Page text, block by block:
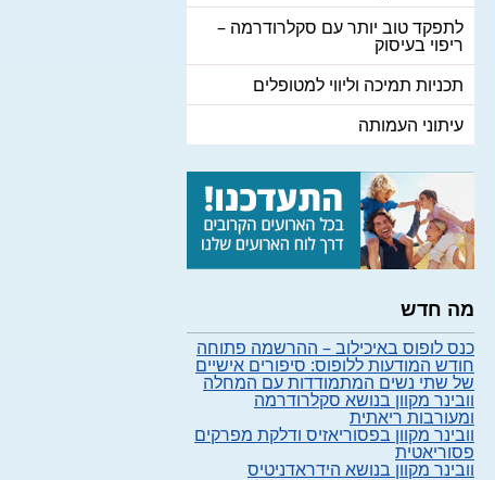
לתפקד טוב יותר עם סקלרודרמה –
ריפוי בעיסוק
תכניות תמיכה וליווי למטופלים
עיתוני העמותה
מה חדש
כנס לופוס באיכילוב – ההרשמה פתוחה
חודש המודעות ללופוס: סיפורים אישיים
של שתי נשים המתמודדות עם המחלה
וובינר מקוון בנושא סקלרודרמה
ומעורבות ריאתית
וובינר מקוון בפסוריאזיס ודלקת מפרקים
פסוריאטית
וובינר מקוון בנושא הידראדניטיס